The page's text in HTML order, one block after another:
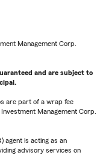
Management Corp.
and are subject to
are part of a wrap fee
Management Corp.
agent is acting as an
advisory services on